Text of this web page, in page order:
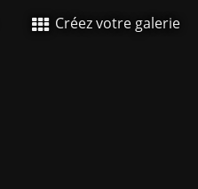
Créez votre galerie